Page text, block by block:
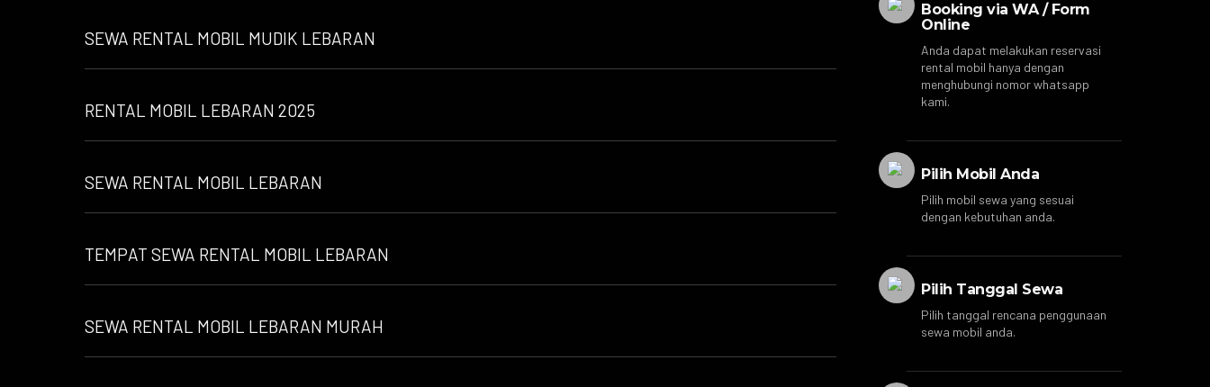
SEWA RENTAL MOBIL MUDIK LEBARAN
RENTAL MOBIL LEBARAN 2025
SEWA RENTAL MOBIL LEBARAN
TEMPAT SEWA RENTAL MOBIL LEBARAN
SEWA RENTAL MOBIL LEBARAN MURAH
Booking via WA / Form
Online
Anda dapat melakukan reservasi
rental mobil hanya dengan
menghubungi nomor whatsapp
kami.
Pilih Mobil Anda
Pilih mobil sewa yang sesuai
dengan kebutuhan anda.
Pilih Tanggal Sewa
Pilih tanggal rencana penggunaan
sewa mobil anda.